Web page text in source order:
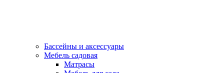
Бассейны и аксессуары
Мебель садовая
Матрасы